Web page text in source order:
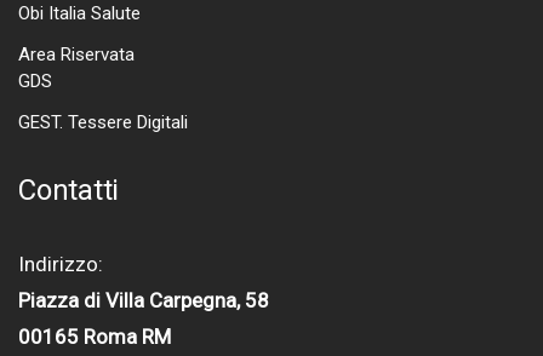
Obi Italia Salute
Area Riservata
GDS
GEST. Tessere Digitali
Contatti
Indirizzo:
Piazza di Villa Carpegna, 58
00165 Roma RM